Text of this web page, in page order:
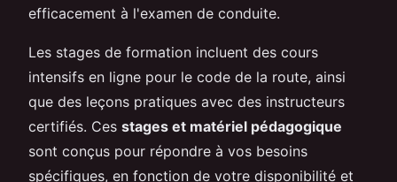
efficacement à l'examen de conduite.
Les stages de formation incluent des cours
intensifs en ligne pour le code de la route, ainsi
que des leçons pratiques avec des instructeurs
certifiés. Ces stages et matériel pédagogique
sont conçus pour répondre à vos besoins
spécifiques, en fonction de votre disponibilité et